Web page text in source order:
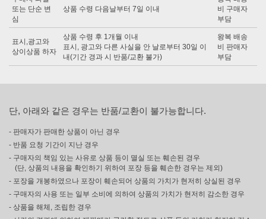
또는 단순 변
심
상품 수령 다음날부터 7일 이내
비 구매자
부담
표시,광고와
상이상품 하자
상품 수령 후 1개월 이내
표시, 광고와 다른 사실을 안 날로부터 30일 이
내(기간 경과 시 반품/교환 불가)
왕복 배송
비 판매자
부담
단, 아래와 같은 경우는 반품/교환이 불가능합니다.
- 판매자가 판매한 상품이 아닌 경우
- 반품 요청 기간이 지난 경우
- 구매자의 책임 있는 사유로 상품 등이 멸실 또는 훼손된 경우
(단, 상품의 내용을 확인하기 위하여 포장 등을 훼손한 경우는 제외)
- 포장을 개봉하였으나 포장이 훼손되어 상품의 가치가 현저히 상실된 경우
- 구매자의 사용 또는 일부 소비에 의하여 상품의 가치가 현저히 감소한 경우
- 상품을 해체, 조립한 경우